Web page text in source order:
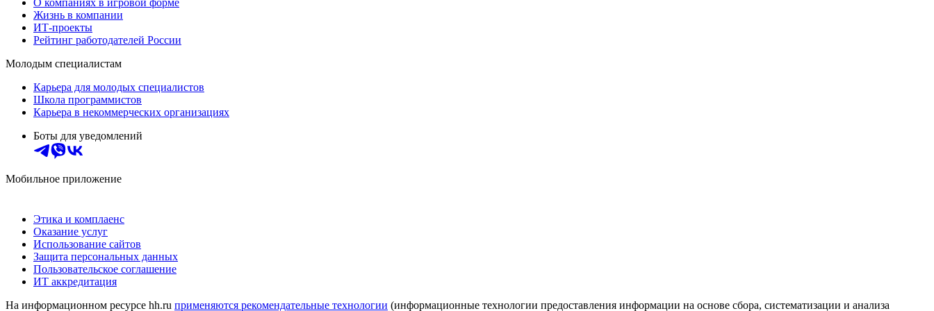
Жизнь в компании
ИТ-проекты
Рейтинг работодателей России
Молодым специалистам
Карьера для молодых специалистов
Школа программистов
Карьера в некоммерческих организациях
Боты для уведомлений
Мобильное приложение
Этика и комплаенс
Оказание услуг
Использование сайтов
Защита персональных данных
Пользовательское соглашение
ИТ аккредитация
На информационном ресурсе hh.ru применяются рекомендательные технологии (информационные технологии предоставления информации на основе сбора, систематизации и анализа